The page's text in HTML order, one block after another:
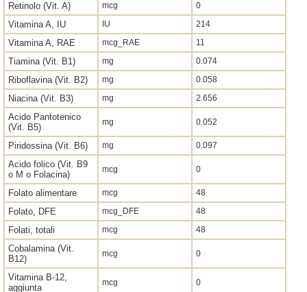
Retinolo (Vit. A) mcg 0
Vitamina A, IU IU 214
Vitamina A, RAE mcg_RAE 11
Tiamina (Vit. B1) mg 0.074
Riboflavina (Vit. B2) mg 0.058
Niacina (Vit. B3) mg 2.656
Acido Pantotenico
(Vit. B5)
mg 0.052
Piridossina (Vit. B6) mg 0.097
Acido folico (Vit. B9
o M o Folacina)
mcg 0
Folato alimentare mcg 48
Folato, DFE mcg_DFE 48
Folati, totali mcg 48
Cobalamina (Vit.
B12)
mcg 0
Vitamina B-12,
aggiunta
mcg 0